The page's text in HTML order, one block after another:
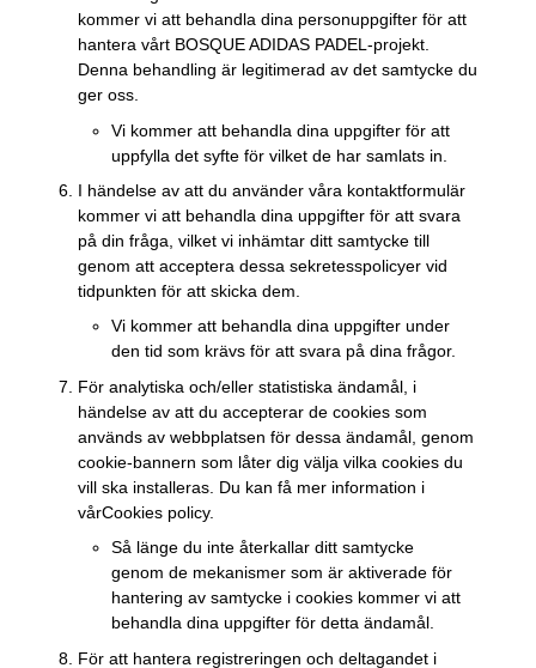
kommer vi att behandla dina personuppgifter för att
hantera vårt BOSQUE ADIDAS PADEL-projekt.
Denna behandling är legitimerad av det samtycke du
ger oss.
Vi kommer att behandla dina uppgifter för att
uppfylla det syfte för vilket de har samlats in.
I händelse av att du använder våra kontaktformulär
kommer vi att behandla dina uppgifter för att svara
på din fråga, vilket vi inhämtar ditt samtycke till
genom att acceptera dessa sekretesspolicyer vid
tidpunkten för att skicka dem.
Vi kommer att behandla dina uppgifter under
den tid som krävs för att svara på dina frågor.
För analytiska och/eller statistiska ändamål, i
händelse av att du accepterar de cookies som
används av webbplatsen för dessa ändamål, genom
cookie-bannern som låter dig välja vilka cookies du
vill ska installeras. Du kan få mer information i
vårCookies policy.
Så länge du inte återkallar ditt samtycke
genom de mekanismer som är aktiverade för
hantering av samtycke i cookies kommer vi att
behandla dina uppgifter för detta ändamål.
För att hantera registreringen och deltagandet i